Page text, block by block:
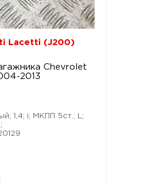
Lacetti (J200)
Chevrolet
2013
1,4; i; МКПП 5ст.; L;